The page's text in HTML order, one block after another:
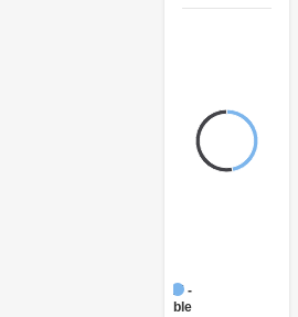
Renewable